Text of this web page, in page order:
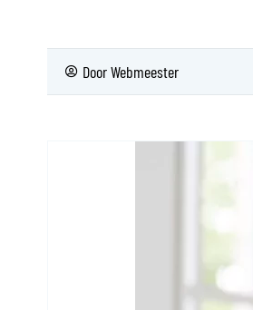
DoorWebmeester